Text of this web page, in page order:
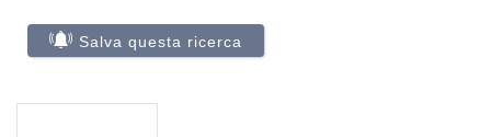
Salva questa ricerca